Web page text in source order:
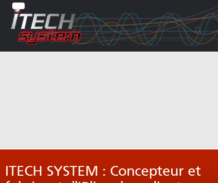
ITECH SYSTEM : Concepteur et